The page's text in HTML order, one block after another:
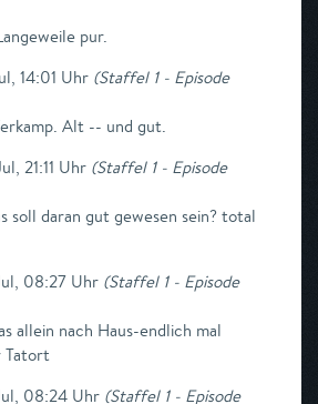
pur.
14:01 Uhr (Staffel 1 - Episode
Alt -- und gut.
21:11 Uhr (Staffel 1 - Episode
soll daran gut gewesen sein? total
08:27 Uhr (Staffel 1 - Episode
allein nach Haus-endlich mal
Tatort
08:24 Uhr (Staffel 1 - Episode